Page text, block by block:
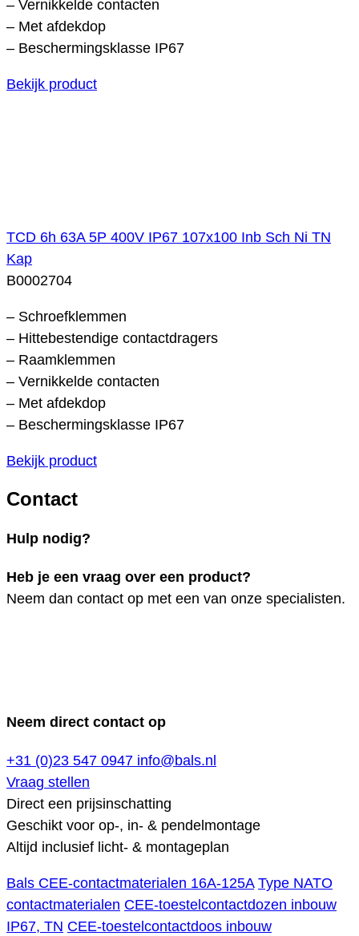
– Vernikkelde contacten
– Met afdekdop
– Beschermingsklasse IP67
Bekijk product
TCD 6h 63A 5P 400V IP67 107x100 Inb Sch Ni TN
Kap
B0002704
– Schroefklemmen
– Hittebestendige contactdragers
– Raamklemmen
– Vernikkelde contacten
– Met afdekdop
– Beschermingsklasse IP67
Bekijk product
Contact
Hulp nodig?
Heb je een vraag over een product?
Neem dan contact op met een van onze specialisten.
Neem direct contact op
+31 (0)23 547 0947 info@bals.nl
Vraag stellen
Direct een prijsinschatting
Geschikt voor op-, in- & pendelmontage
Altijd inclusief licht- & montageplan
Bals CEE-contactmaterialen 16A-125A Type NATO
contactmaterialen CEE-toestelcontactdozen inbouw
IP67, TN CEE-toestelcontactdoos inbouw